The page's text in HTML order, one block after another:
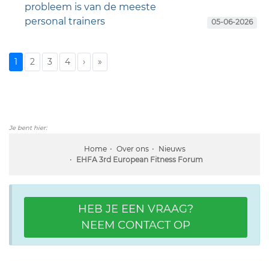
probleem is van de meeste
personal trainers
05-06-2026
1 2 3 4 › »
Je bent hier:
Home Over ons
Nieuws
EHFA 3rd European Fitness Forum
HEB JE EEN VRAAG?
NEEM CONTACT OP